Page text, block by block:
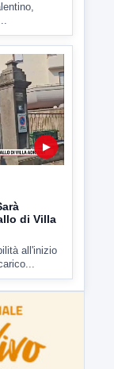
▶
di Villa
all'inizio